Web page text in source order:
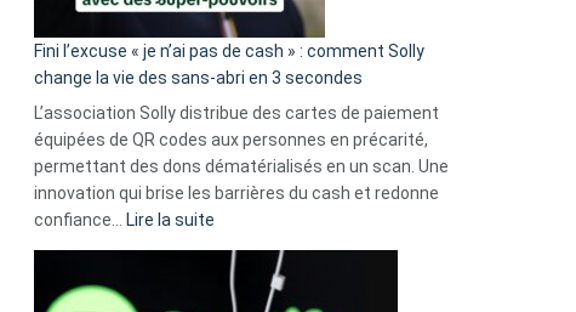
Fini l’excuse « je n’ai pas de cash » : comment Solly
change la vie des sans-abri en 3 secondes
L’association Solly distribue des cartes de paiement
équipées de QR codes aux personnes en précarité,
permettant des dons dématérialisés en un scan. Une
innovation qui brise les barrières du cash et redonne
confiance…
Lire la suite
l’excuse